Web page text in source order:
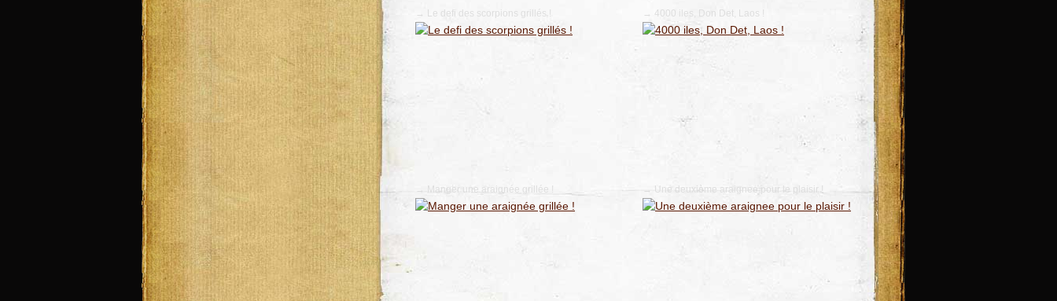
→ Le defi des scorpions grillés ! → 4000 iles, Don Det, Laos !
→ Manger une araignée grillée ! → Une deuxième araignee pour le plaisir !